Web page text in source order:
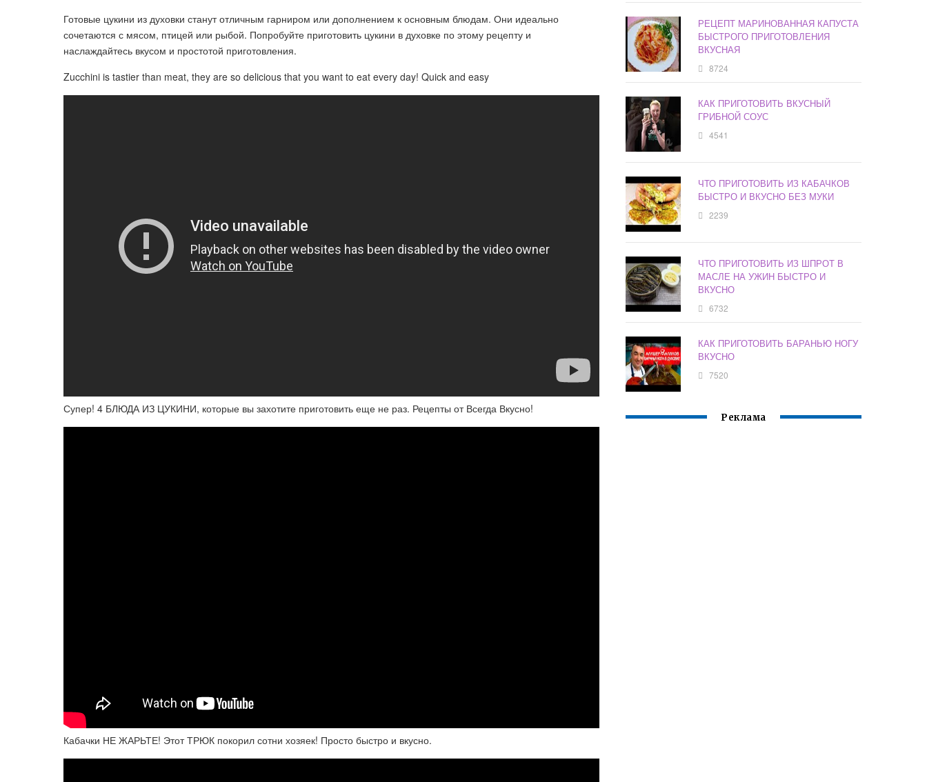
Готовые цукини из духовки станут отличным гарниром или дополнением к основным блюдам. Они идеально
сочетаются с мясом, птицей или рыбой. Попробуйте приготовить цукини в духовке по этому рецепту и
наслаждайтесь вкусом и простотой приготовления.
Zucchini is tastier than meat, they are so delicious that you want to eat every day! Quick and easy
Супер! 4 БЛЮДА ИЗ ЦУКИНИ, которые вы захотите приготовить еще не раз. Рецепты от Всегда Вкусно!
Кабачки НЕ ЖАРЬТЕ! Этот ТРЮК покорил сотни хозяек! Просто быстро и вкусно.
РЕЦЕПТ МАРИНОВАННАЯ КАПУСТА
БЫСТРОГО ПРИГОТОВЛЕНИЯ
ВКУСНАЯ
8724
КАК ПРИГОТОВИТЬ ВКУСНЫЙ
ГРИБНОЙ СОУС
4541
ЧТО ПРИГОТОВИТЬ ИЗ КАБАЧКОВ
БЫСТРО И ВКУСНО БЕЗ МУКИ
2239
ЧТО ПРИГОТОВИТЬ ИЗ ШПРОТ В
МАСЛЕ НА УЖИН БЫСТРО И
ВКУСНО
6732
КАК ПРИГОТОВИТЬ БАРАНЬЮ НОГУ
ВКУСНО
7520
Реклама